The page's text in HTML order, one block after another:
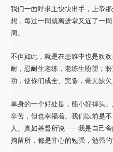
我们一面呼求主快快出手，上帝
想，每过一周就离进堂又近了一
周。
不但如此，就是在患难中也是欢
耐，忍耐生老练，老练生盼望；
功，使你们成全、完备，毫无缺欠
单身的一个好处是，船小好掉头
辛苦，但也幸福着。我们以前是
人。真如基督所说——我是自己舍
拘留所，都是甘心的勉强，勉强的